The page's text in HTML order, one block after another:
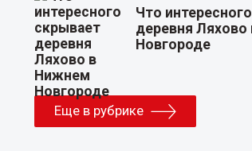
Что
деревня
Новгороде
Еще в рубрике